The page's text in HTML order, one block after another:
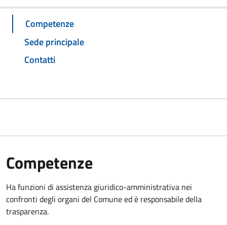
Competenze
Sede principale
Contatti
Competenze
Ha funzioni di assistenza giuridico-amministrativa nei
confronti degli organi del Comune ed è responsabile della
trasparenza.